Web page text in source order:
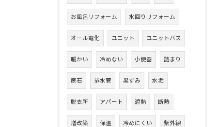
お風呂リフォーム 水回りリフォーム
オール電化 ユニット ユニットバス
暖かい 冷めない 小便器 詰まり
尿石 排水管 黒ずみ 水垢
脱衣所 アパート 遮熱 断熱
増改築 保温 冷めにくい 紫外線